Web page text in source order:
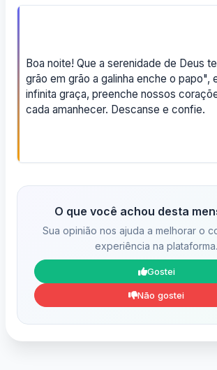
Boa noite! Que a serenidade de Deus
grão em grão a galinha enche o papo",
infinita graça, preenche nossos
cada amanhecer. Descanse e confie.
O que você achou desta
Sua opinião nos ajuda a melhorar o
experiência na plataforma.
Gostei
Não gostei